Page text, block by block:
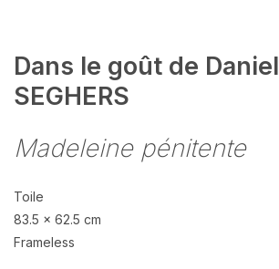
Dans le goût de Daniel
SEGHERS
Madeleine pénitente
Toile
83.5 x 62.5 cm
Frameless